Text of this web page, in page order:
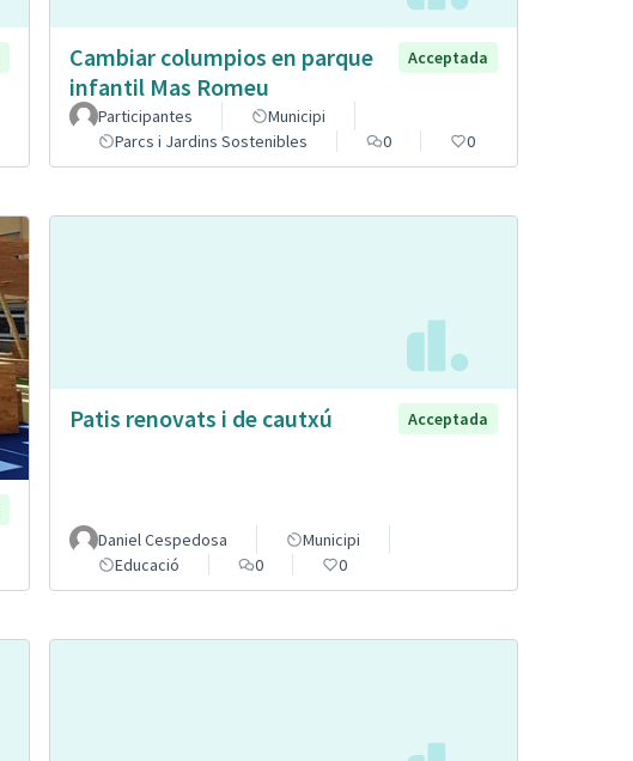
Cambiar columpios en parque
infantil Mas Romeu
Acceptada
Participantes
Municipi
Parcs i Jardins Sostenibles
0 0
Patis renovats i de cautxú Acceptada
Daniel Cespedosa
Municipi
Educació
0 0